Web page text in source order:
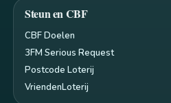
Steun en CBF
CBF Doelen
3FM Serious Request
Postcode Loterij
VriendenLoterij